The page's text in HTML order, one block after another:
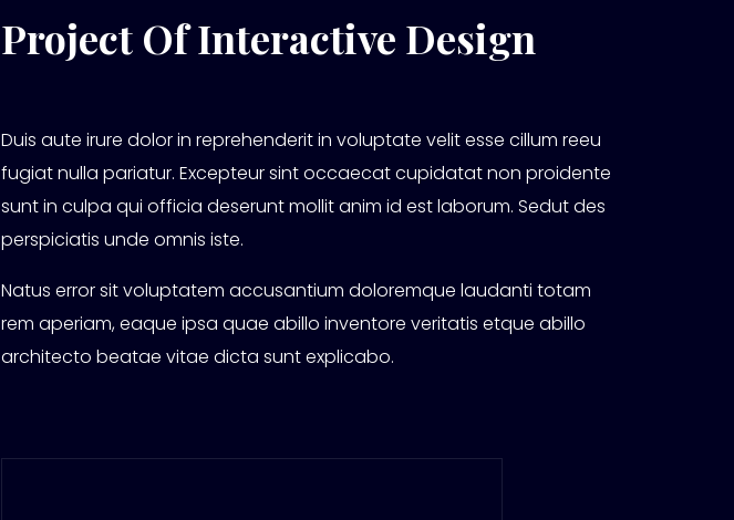
Project Of Interactive Design
Duis aute irure dolor in reprehenderit in voluptate velit esse cillum reeu
fugiat nulla pariatur. Excepteur sint occaecat cupidatat non proidente
sunt in culpa qui officia deserunt mollit anim id est laborum. Sedut des
perspiciatis unde omnis iste.
Natus error sit voluptatem accusantium doloremque laudanti totam
rem aperiam, eaque ipsa quae abillo inventore veritatis etque abillo
architecto beatae vitae dicta sunt explicabo.